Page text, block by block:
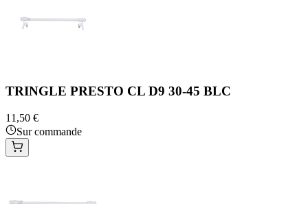
TRINGLE PRESTO CL D9 30-45 BLC
11,50 €
Sur commande